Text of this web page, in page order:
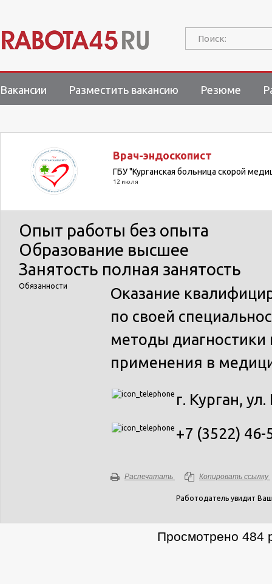
Поиск:
Вакансии Разместить вакансию Резюме
Врач-эндоскопист
ГБУ "Курганская больница скорой
12 июля
Опыт работы без опыта
Образование высшее
Занятость полная занятость
Обязанности
Оказание
по своей
методы
применения в
г. Курган,
+7 (3522)
Распечатать Копировать ссылку
Работодатель увидит
Просмотрено 484